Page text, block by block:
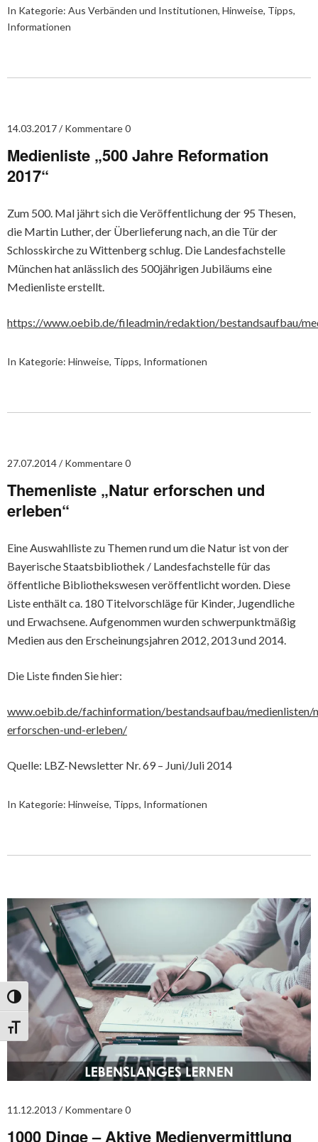
Umschalten auf hohe Kontraste
Schrift vergrößern
In Kategorie: Aus Verbänden und Institutionen, Hinweise, Tipps,
Informationen
14.03.2017 Kommentare 0
Medienliste „500 Jahre Reformation
2017“
Zum 500. Mal jährt sich die Veröffentlichung der 95 Thesen,
die Martin Luther, der Überlieferung nach, an die Tür der
Schlosskirche zu Wittenberg schlug. Die Landesfachstelle
München hat anlässlich des 500jährigen Jubiläums eine
Medienliste erstellt.
https://www.oebib.de/fileadmin/redaktion/bestandsaufbau/
In Kategorie: Hinweise, Tipps, Informationen
27.07.2014 Kommentare 0
Themenliste „Natur erforschen und
erleben“
Eine Auswahlliste zu Themen rund um die Natur ist von der
Bayerische Staatsbibliothek / Landesfachstelle für das
öffentliche Bibliothekswesen veröffentlicht worden. Diese
Liste enthält ca. 180 Titelvorschläge für Kinder, Jugendliche
und Erwachsene. Aufgenommen wurden schwerpunktmäßig
Medien aus den Erscheinungsjahren 2012, 2013 und 2014.
Die Liste finden Sie hier:
www.oebib.de/fachinformation/bestandsaufbau/medienlisten/
erforschen-und-erleben/
Quelle: LBZ-Newsletter Nr. 69 – Juni/Juli 2014
In Kategorie: Hinweise, Tipps, Informationen
11.12.2013 Kommentare 0
1000 Dinge – Aktive Medienvermittlung